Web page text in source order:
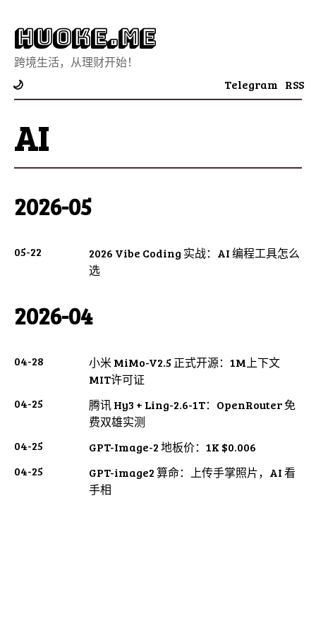
Huoke.Me
跨境生活，从理财开始！
🌙 Telegram RSS
AI
2026-05
05-22
2026 Vibe Coding 实战：AI 编程工具怎么
选
2026-04
04-28
小米 MiMo-V2.5 正式开源：1M上下文
MIT许可证
04-25
腾讯 Hy3 + Ling-2.6-1T：OpenRouter 免
费双雄实测
04-25
GPT-Image-2 地板价：1K $0.006
04-25
GPT-image2 算命：上传手掌照片，AI 看
手相